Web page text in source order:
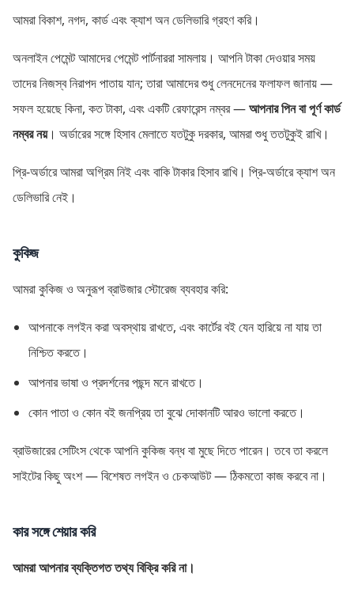
আমরা বিকাশ, নগদ, কার্ড এবং ক্যাশ অন ডেলিভারি গ্রহণ করি।
অনলাইন পেমেন্ট আমাদের পেমেন্ট পার্টনাররা সামলায়। আপনি টাকা দেওয়ার সময়
তাদের নিজস্ব নিরাপদ পাতায় যান; তারা আমাদের শুধু লেনদেনের ফলাফল জানায় —
সফল হয়েছে কিনা, কত টাকা, এবং একটি রেফারেন্স নম্বর —আপনার পিন বা পূর্ণ কার্ড
নম্বর নয়। অর্ডারের সঙ্গে হিসাব মেলাতে যতটুকু দরকার, আমরা শুধু ততটুকুই রাখি।
প্রি-অর্ডারে আমরা অগ্রিম নিই এবং বাকি টাকার হিসাব রাখি। প্রি-অর্ডারে ক্যাশ অন
ডেলিভারি নেই।
কুকিজ
আমরা কুকিজ ও অনুরূপ ব্রাউজার স্টোরেজ ব্যবহার করি:
আপনাকে লগইন করা অবস্থায় রাখতে, এবং কার্টের বই যেন হারিয়ে না যায় তা
নিশ্চিত করতে।
আপনার ভাষা ও প্রদর্শনের পছন্দ মনে রাখতে।
কোন পাতা ও কোন বই জনপ্রিয় তা বুঝে দোকানটি আরও ভালো করতে।
ব্রাউজারের সেটিংস থেকে আপনি কুকিজ বন্ধ বা মুছে দিতে পারেন। তবে তা করলে
সাইটের কিছু অংশ — বিশেষত লগইন ও চেকআউট — ঠিকমতো কাজ করবে না।
কার সঙ্গে শেয়ার করি
আমরা আপনার ব্যক্তিগত তথ্য বিক্রি করি না।